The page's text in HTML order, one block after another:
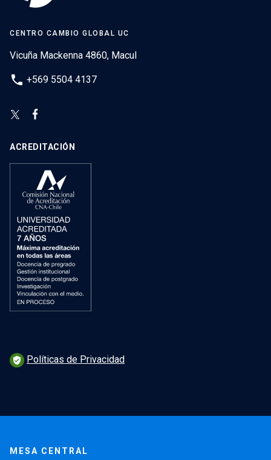
CENTRO CAMBIO GLOBAL UC
Vicuña Mackenna 4860, Macul
phone +569 5504 4137
ACREDITACIÓN
verified_user Políticas de Privacidad
MESA CENTRAL